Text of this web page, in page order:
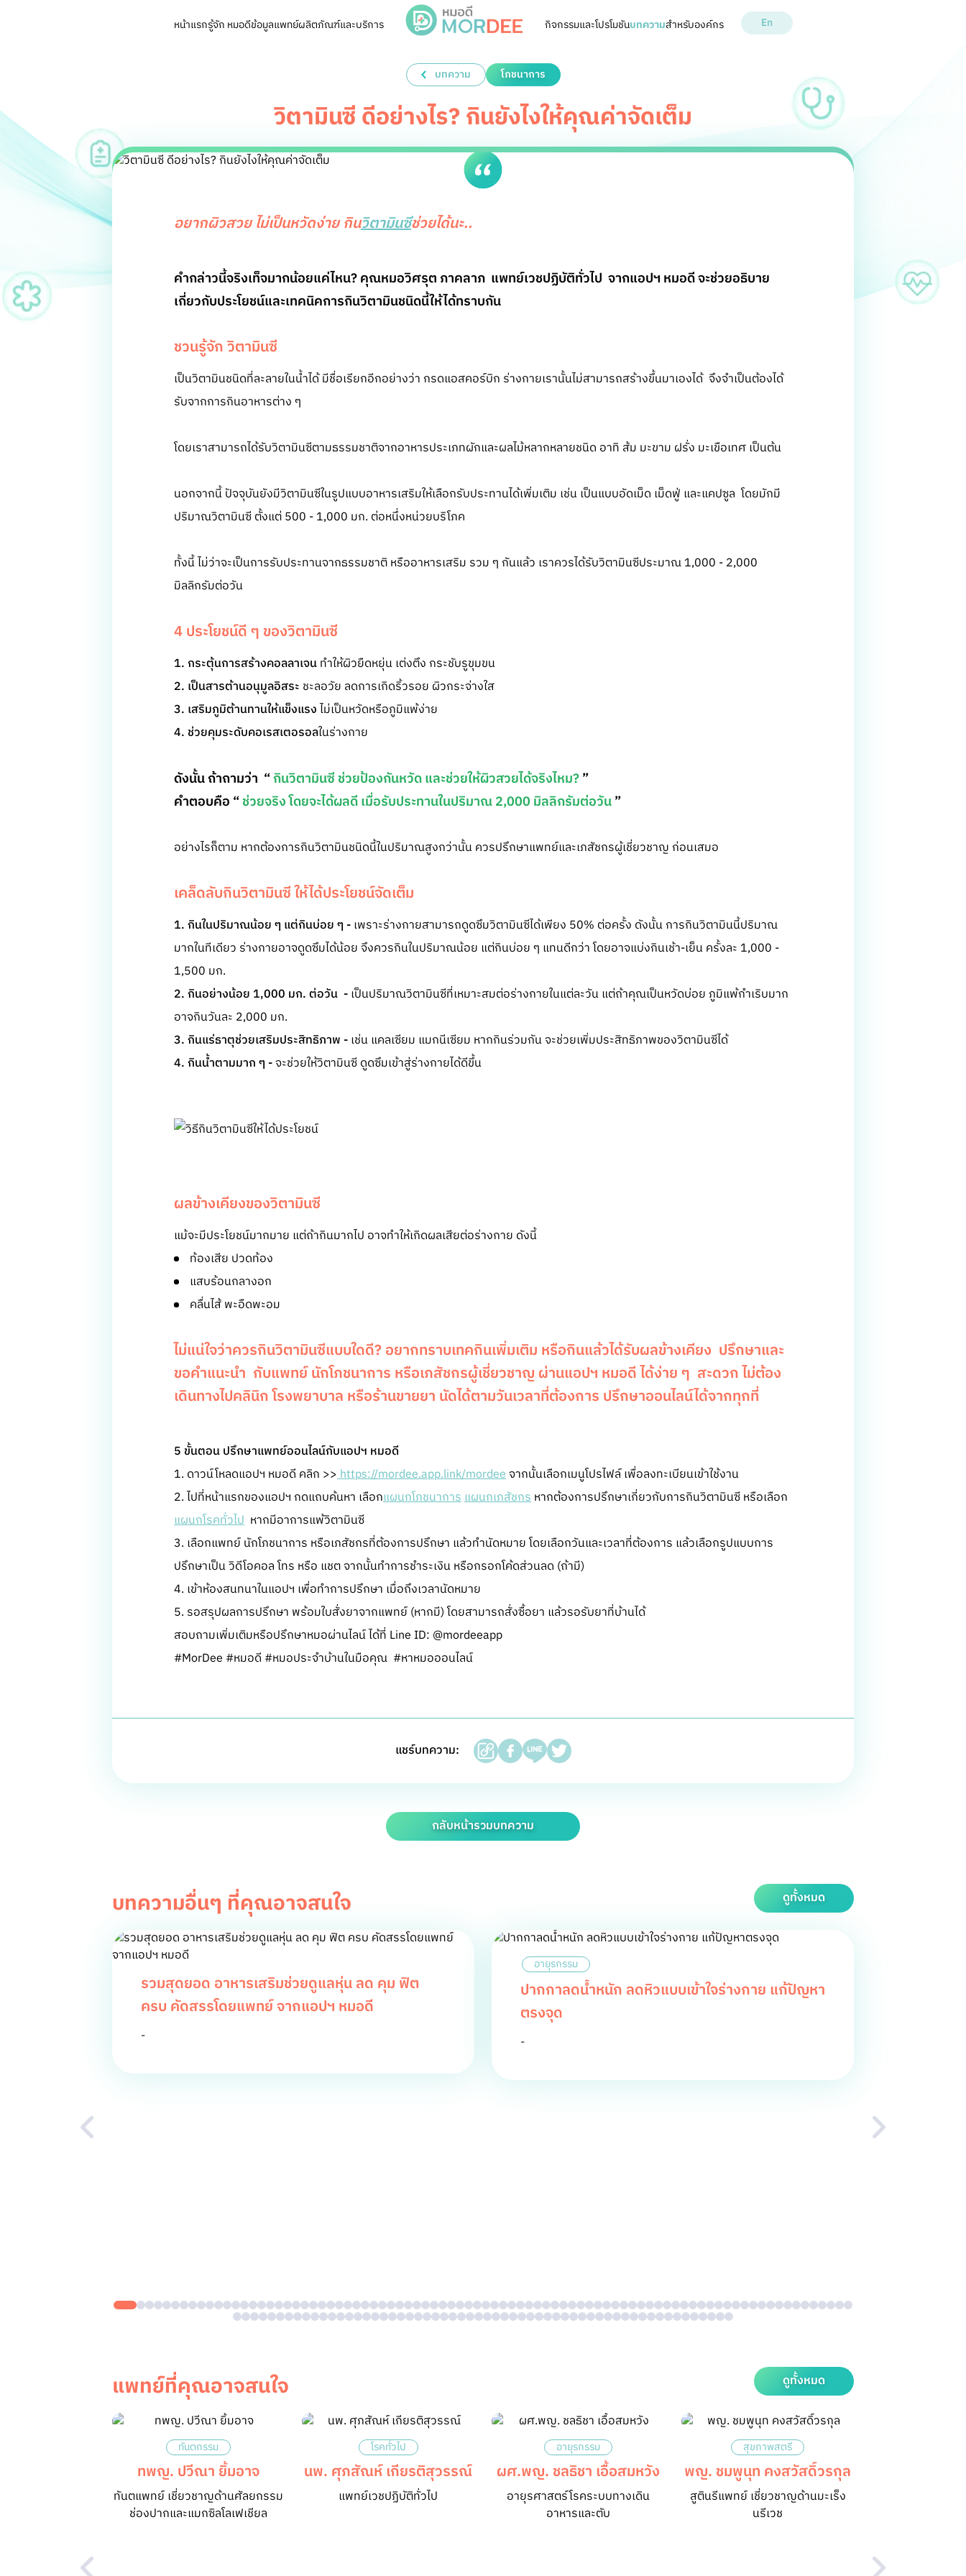
หน้าแรกรู้จัก หมอดีข้อมูลแพทย์ผลิตภัณฑ์และบริการ กิจกรรมและโปรโมชันบทความสำหรับองค์กร En
บทความ โภชนาการ
วิตามินซี ดีอย่างไร? กินยังไงให้คุณค่าจัดเต็ม
อยากผิวสวย ไม่เป็นหวัดง่าย กินวิตามินซีช่วยได้นะ..
คำกล่าวนี้จริงเท็จมากน้อยแค่ไหน? คุณหมอวิศรุต ภาคลาภ แพทย์เวชปฏิบัติทั่วไป จากแอปฯ หมอดี จะช่วยอธิบาย
เกี่ยวกับประโยชน์และเทคนิคการกินวิตามินชนิดนี้ให้ได้ทราบกัน
ชวนรู้จัก วิตามินซี
เป็นวิตามินชนิดที่ละลายในน้ำได้ มีชื่อเรียกอีกอย่างว่า กรดแอสคอร์บิก ร่างกายเรานั้นไม่สามารถสร้างขึ้นมาเองได้ จึงจำเป็นต้องได้
รับจากการกินอาหารต่าง ๆ
โดยเราสามารถได้รับวิตามินซีตามธรรมชาติจากอาหารประเภทผักและผลไม้หลากหลายชนิด อาทิ ส้ม มะขาม ฝรั่ง มะเขือเทศ เป็นต้น
นอกจากนี้ ปัจจุบันยังมีวิตามินซีในรูปแบบอาหารเสริมให้เลือกรับประทานได้เพิ่มเติม เช่น เป็นแบบอัดเม็ด เม็ดฟู่ และแคปซูล โดยมักมี
ปริมาณวิตามินซี ตั้งแต่ 500 - 1,000 มก. ต่อหนึ่งหน่วยบริโภค
ทั้งนี้ ไม่ว่าจะเป็นการรับประทานจากธรรมชาติ หรืออาหารเสริม รวม ๆ กันแล้ว เราควรได้รับวิตามินซีประมาณ 1,000 - 2,000
มิลลิกรัมต่อวัน
4 ประโยชน์ดี ๆ ของวิตามินซี
1. กระตุ้นการสร้างคอลลาเจนทำให้ผิวยืดหยุ่น เต่งตึง กระชับรูขุมขน
2. เป็นสารต้านอนุมูลอิสระ ชะลอวัย ลดการเกิดริ้วรอย ผิวกระจ่างใส
3. เสริมภูมิต้านทานให้แข็งแรงไม่เป็นหวัดหรือภูมิแพ้ง่าย
4. ช่วยคุมระดับคอเรสเตอรอลในร่างกาย
ดังนั้น ถ้าถามว่า “กินวิตามินซี ช่วยป้องกันหวัด และช่วยให้ผิวสวยได้จริงไหม?”
คำตอบคือ “ช่วยจริง โดยจะได้ผลดี เมื่อรับประทานในปริมาณ 2,000 มิลลิกรัมต่อวัน”
อย่างไรก็ตาม หากต้องการกินวิตามินชนิดนี้ในปริมาณสูงกว่านั้น ควรปรึกษาแพทย์และเภสัชกรผู้เชี่ยวชาญ ก่อนเสมอ
เคล็ดลับกินวิตามินซี ให้ได้ประโยชน์จัดเต็ม
1. กินในปริมาณน้อย ๆ แต่กินบ่อย ๆ -เพราะร่างกายสามารถดูดซึมวิตามินซีได้เพียง 50% ต่อครั้ง ดังนั้น การกินวิตามินนี้ปริมาณ
มากในทีเดียว ร่างกายอาจดูดซึมได้น้อย จึงควรกินในปริมาณน้อย แต่กินบ่อย ๆ แทนดีกว่า โดยอาจแบ่งกินเช้า-เย็น ครั้งละ 1,000 -
1,500 มก.
2. กินอย่างน้อย 1,000 มก. ต่อวัน -เป็นปริมาณวิตามินซีที่เหมาะสมต่อร่างกายในแต่ละวัน แต่ถ้าคุณเป็นหวัดบ่อย ภูมิแพ้กำเริบมาก
อาจกินวันละ 2,000 มก.
3. กินแร่ธาตุช่วยเสริมประสิทธิภาพ -เช่น แคลเซียม แมกนีเซียม หากกินร่วมกัน จะช่วยเพิ่มประสิทธิภาพของวิตามินซีได้
4. กินน้ำตามมาก ๆ -จะช่วยให้วิตามินซี ดูดซึมเข้าสู่ร่างกายได้ดีขึ้น
ผลข้างเคียงของวิตามินซี
แม้จะมีประโยชน์มากมาย แต่ถ้ากินมากไป อาจทำให้เกิดผลเสียต่อร่างกาย ดังนี้
ท้องเสีย ปวดท้อง
แสบร้อนกลางอก
คลื่นไส้ พะอืดพะอม
ไม่แน่ใจว่าควรกินวิตามินซีแบบใดดี? อยากทราบเทคกินเพิ่มเติม หรือกินแล้วได้รับผลข้างเคียง ปรึกษาและ
ขอคำแนะนำ กับแพทย์ นักโภชนาการ หรือเภสัชกรผู้เชี่ยวชาญ ผ่านแอปฯ หมอดี ได้ง่าย ๆ สะดวก ไม่ต้อง
เดินทางไปคลินิก โรงพยาบาล หรือร้านขายยา นัดได้ตามวันเวลาที่ต้องการ ปรึกษาออนไลน์ได้จากทุกที่
5 ขั้นตอน ปรึกษาแพทย์ออนไลน์กับแอปฯ หมอดี
1. ดาวน์โหลดแอปฯ หมอดี คลิก >>https://mordee.app.link/mordeeจากนั้นเลือกเมนูโปรไฟล์ เพื่อลงทะเบียนเข้าใช้งาน
2. ไปที่หน้าแรกของแอปฯ กดแถบค้นหา เลือกแผนกโภชนาการแผนกเภสัชกรหากต้องการปรึกษาเกี่ยวกับการกินวิตามินซี หรือเลือก
แผนกโรคทั่วไป หากมีอาการแพ้วิตามินซี
3. เลือกแพทย์ นักโภชนาการ หรือเภสัชกรที่ต้องการปรึกษา แล้วทำนัดหมาย โดยเลือกวันและเวลาที่ต้องการ แล้วเลือกรูปแบบการ
ปรึกษาเป็น วิดีโอคอล โทร หรือ แชต จากนั้นทำการชำระเงิน หรือกรอกโค้ดส่วนลด (ถ้ามี)
4. เข้าห้องสนทนาในแอปฯ เพื่อทำการปรึกษา เมื่อถึงเวลานัดหมาย
5. รอสรุปผลการปรึกษา พร้อมใบสั่งยาจากแพทย์ (หากมี) โดยสามารถสั่งซื้อยา แล้วรอรับยาที่บ้านได้
สอบถามเพิ่มเติมหรือปรึกษาหมอผ่านไลน์ ได้ที่ Line ID: @mordeeapp
#MorDee #หมอดี #หมอประจำบ้านในมือคุณ #หาหมอออนไลน์
แชร์บทความ:
กลับหน้ารวมบทความ
บทความอื่นๆ ที่คุณอาจสนใจ ดูทั้งหมด
รวมสุดยอด อาหารเสริมช่วยดูแลหุ่น ลด คุม ฟิต
ครบ คัดสรรโดยแพทย์ จากแอปฯ หมอดี
-
อายุรกรรม
ปากกาลดน้ำหนัก ลดหิวแบบเข้าใจร่างกาย แก้ปัญหา
ตรงจุด
-
แพทย์ที่คุณอาจสนใจ ดูทั้งหมด
ทันตกรรม
ทพญ. ปวีณา ยิ้มอาจ
ทันตแพทย์ เชี่ยวชาญด้านศัลยกรรม
ช่องปากและแมกซิลโลเฟเชียล
โรคทั่วไป
นพ. ศุภสัณห์ เกียรติสุวรรณ์
แพทย์เวชปฏิบัติทั่วไป
อายุรกรรม
ผศ.พญ. ชลธิชา เอื้อสมหวัง
อายุรศาสตร์โรคระบบทางเดิน
อาหารและตับ
สุขภาพสตรี
พญ. ชมพูนุท คงสวัสดิ์วรกุล
สูตินรีแพทย์ เชี่ยวชาญด้านมะเร็ง
นรีเวช